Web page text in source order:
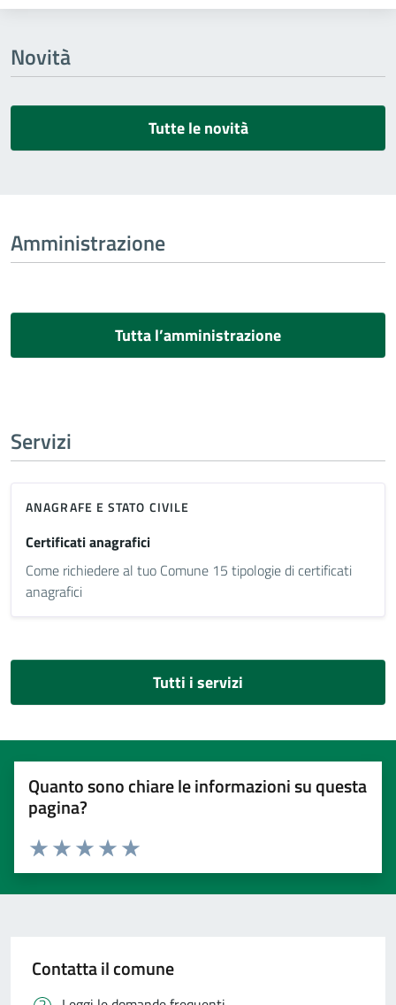
Novità
Tutte le novità
Amministrazione
Tutta l’amministrazione
Servizi
ANAGRAFE E STATO CIVILE
Certificati anagrafici
Come richiedere al tuo Comune 15 tipologie di certificati
anagrafici
Tutti i servizi
Quanto sono chiare le informazioni su questa
pagina?
Valuta 5 stelle su 5
Valuta 4 stelle su 5
Valuta 3 stelle su 5
Valuta 2 stelle su 5
Valuta 1 stelle su 5
Contatta il comune